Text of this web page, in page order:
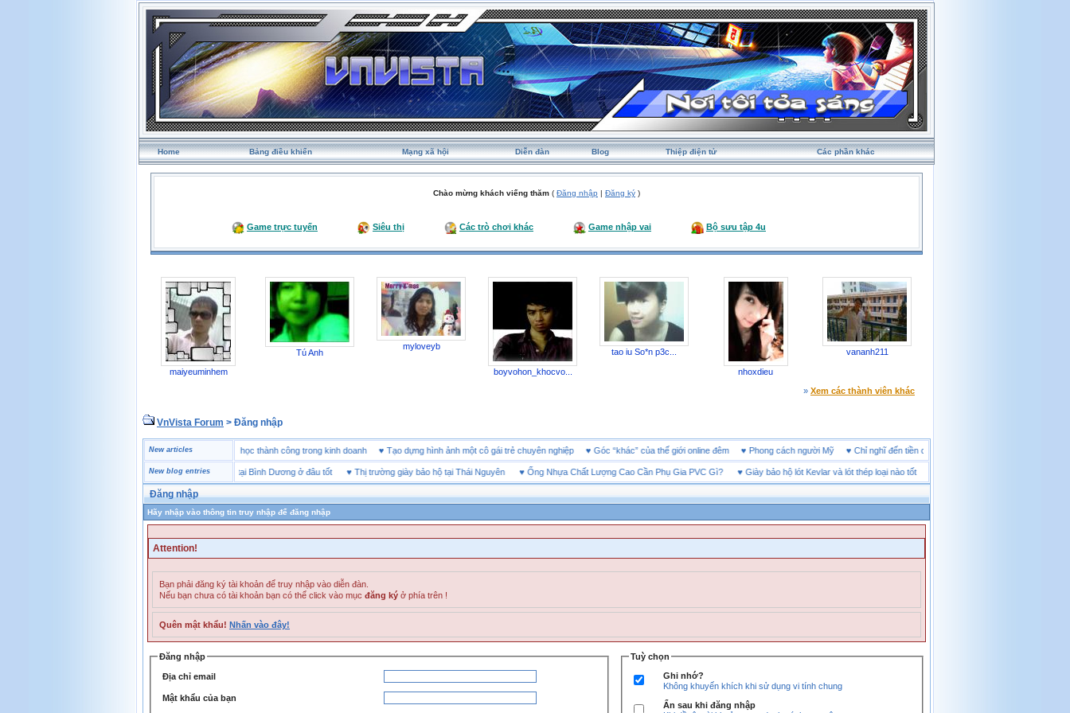
Home Bảng điều khiển Mạng xã hội Diễn đàn Blog Thiệp điện tử Các phần khác
Chào mừng khách viếng thăm ( Đăng nhập | Đăng ký )
Game trực tuyến Siêu thị Các trò chơi khác Game nhập vai Bộ sưu tập 4u
maiyeuminhem
Tú Anh
myloveyb
boyvohon_khocvo...
tao iu So*n p3c...
nhoxdieu
vananh211
» Xem các thành viên khác
VnVista Forum > Đăng nhập
New articles
Một số câu hỏi phỏng vấn “đặc biệt” của Microsoft 4 bài học thành công trong kinh doanh♥Tạo dựng hình ảnh một cô gái trẻ chuyên nghiệp♥Góc “khác” của thế giới online đêm♥Phong cách người Mỹ♥Chỉ nghĩ đến tiền cũng làm người ta ích kỷ
New blog entries
Mua giày bảo hộ Jogger tại Bình Dương ở đâu tốt♥ Thị trường giày bảo hộ tại Thái Nguyên♥ Ống Nhựa Chất Lượng Cao Cần Phụ Gia PVC Gì? ♥ Giày bảo hộ lót Kevlar và lót thép loại nào tốt♥
Đăng nhập
Hãy nhập vào thông tin truy nhập để đăng nhập
Attention!
Bạn phải đăng ký tài khoản để truy nhập vào diễn đàn.
Nếu bạn chưa có tài khoản bạn có thể click vào mục đăng ký ở phía trên !
Quên mật khẩu! Nhấn vào đây!
Đăng nhập
Địa chỉ email
Mật khẩu của bạn
Tuỳ chọn
Ghi nhớ?
Không khuyến khích khi sử dụng vi tính chung
Ẩn sau khi đăng nhập